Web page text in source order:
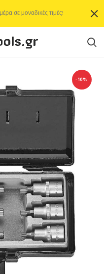
-10%
σε μοναδικές τιμές!